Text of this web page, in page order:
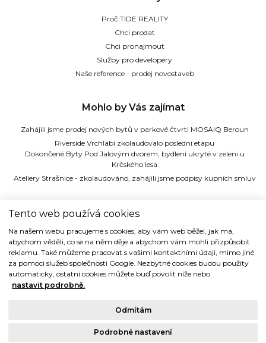
Proč TIDE REALITY
Chci prodat
Chci pronajmout
Služby pro developery
Naše reference - prodej novostaveb
Mohlo by Vás zajímat
Zahájili jsme prodej nových bytů v parkové čtvrti MOSAIQ Beroun
Riverside Vrchlabí zkolaudovalo poslední etapu
Dokončené Byty Pod Jalovým dvorem, bydlení ukryté v zeleni u
Krčského lesa
Ateliery Strašnice - zkolaudováno, zahájili jsme podpisy kupních smluv
TIDE REALITY s.r.o.
Dřevná 2, 128 00 Praha 2
Tel: (+420) 224 914 914
e-mail:info@tide.cz
Copyright © 1993-2018 TIDE REALITY s.r.o.. Všechna práva vyhrazena.
Tento web používá cookies
Na našem webu pracujeme s cookies, aby vám web běžel, jak má,
abychom věděli, co se na něm děje a abychom vám mohli přizpůsobit
reklamu. Také můžeme pracovat s vašimi kontaktními údaji, mimo jiné
za pomoci služeb společnosti Google. Nezbytné cookies budou použity
automaticky, ostatní cookies můžete buď povolit níže nebo
nastavit podrobně.
Odmítám
Podrobné nastavení